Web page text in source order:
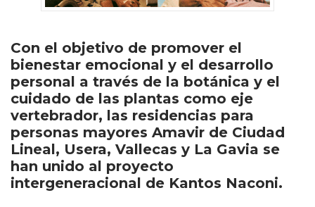
Con el objetivo de promover el
bienestar emocional y el desarrollo
personal a través de la botánica y el
cuidado de las plantas como eje
vertebrador, las residencias para
personas mayores Amavir de Ciudad
Lineal, Usera, Vallecas y La Gavia se
han unido al proyecto
intergeneracional de Kantos Naconi.